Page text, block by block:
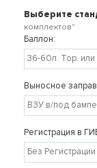
Выберите
комплектов"
Баллон:
Выносное
Регистрация в